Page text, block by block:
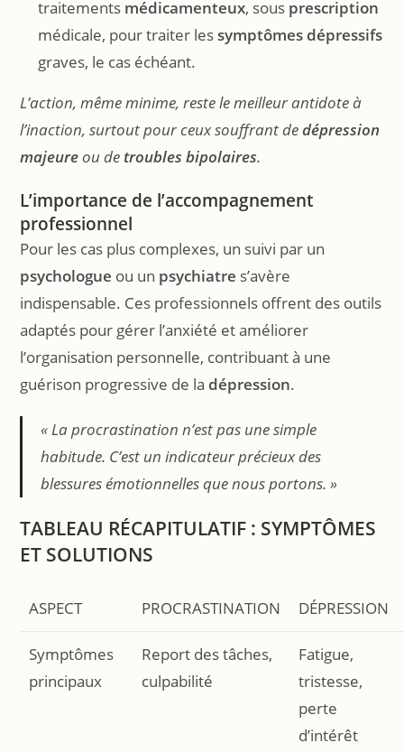
traitements médicamenteux, sous prescription
médicale, pour traiter lessymptômes dépressifs
graves, le cas échéant.
L’action, même minime, reste le meilleur antidote à
l’inaction, surtout pour ceux souffrant dedépression
majeureou de troubles bipolaires.
L’importance de l’accompagnement
professionnel
Pour les cas plus complexes, un suivi par un
psychologue ou un psychiatre s’avère
indispensable. Ces professionnels offrent des outils
adaptés pour gérer l’anxiété et améliorer
l’organisation personnelle, contribuant à une
guérison progressive de la dépression.
« La procrastination n’est pas une simple
habitude. C’est un indicateur précieux des
blessures émotionnelles que nous portons. »
TABLEAU RÉCAPITULATIF : SYMPTÔMES
ET SOLUTIONS
ASPECT PROCRASTINATION DÉPRESSION
Symptômes
principaux
Report des tâches,
culpabilité
Fatigue,
tristesse,
perte
d’intérêt